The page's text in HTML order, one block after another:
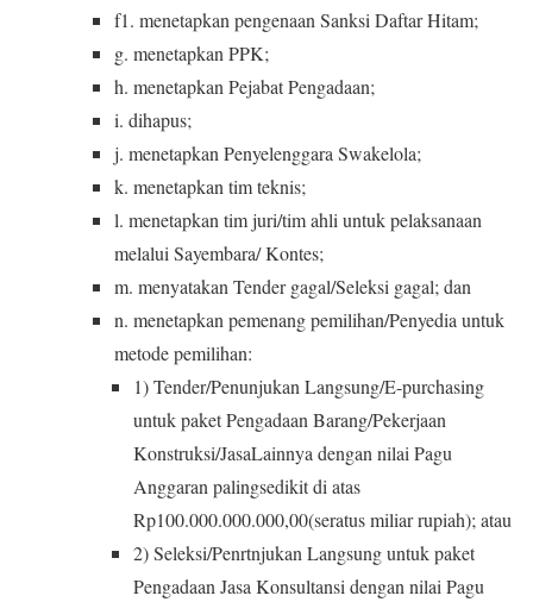
f1. menetapkan pengenaan Sanksi Daftar Hitam;
g. menetapkan PPK;
h. menetapkan Pejabat Pengadaan;
i. dihapus;
j. menetapkan Penyelenggara Swakelola;
k. menetapkan tim teknis;
l. menetapkan tim juri/tim ahli untuk pelaksanaan
melalui Sayembara/ Kontes;
m. menyatakan Tender gagal/Seleksi gagal; dan
n. menetapkan pemenang pemilihan/Penyedia untuk
metode pemilihan:
1) Tender/Penunjukan Langsung/E-purchasing
untuk paket Pengadaan Barang/Pekerjaan
Konstruksi/JasaLainnya dengan nilai Pagu
Anggaran palingsedikit di atas
Rp100.000.000.000,00(seratus miliar rupiah); atau
2) Seleksi/Penrtnjukan Langsung untuk paket
Pengadaan Jasa Konsultansi dengan nilai Pagu